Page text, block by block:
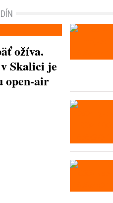
ožíva.
Skalici je
open-air